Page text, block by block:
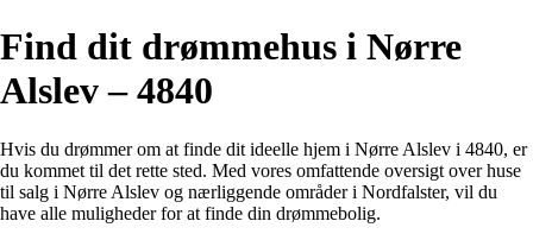
Find dit drømmehus i Nørre
Alslev – 4840
Hvis du drømmer om at finde dit ideelle hjem i Nørre Alslev i 4840, er
du kommet til det rette sted. Med vores omfattende oversigt over huse
til salg i Nørre Alslev og nærliggende områder i Nordfalster, vil du
have alle muligheder for at finde din drømmebolig.